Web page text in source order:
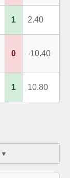
1 2.40
0 -10.40
1 10.80